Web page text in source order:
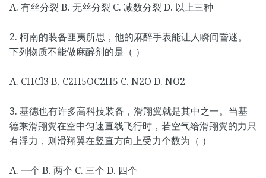
A. 有丝分裂 B. 无丝分裂 C. 减数分裂 D. 以上三种
2. 柯南的装备匪夷所思，他的麻醉手表能让人瞬间昏迷。
下列物质不能做麻醉剂的是（ ）
A. CHCl3 B. C2H5OC2H5 C. N2O D. NO2
3. 基德也有许多高科技装备，滑翔翼就是其中之一。当基
德乘滑翔翼在空中匀速直线飞行时，若空气给滑翔翼的力只
有浮力，则滑翔翼在竖直方向上受力个数为（ ）
A. 一个 B. 两个 C. 三个 D. 四个